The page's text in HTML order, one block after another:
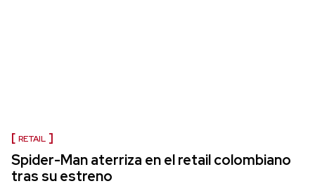
RETAIL
Spider-Man aterriza en el retail colombiano
tras su estreno